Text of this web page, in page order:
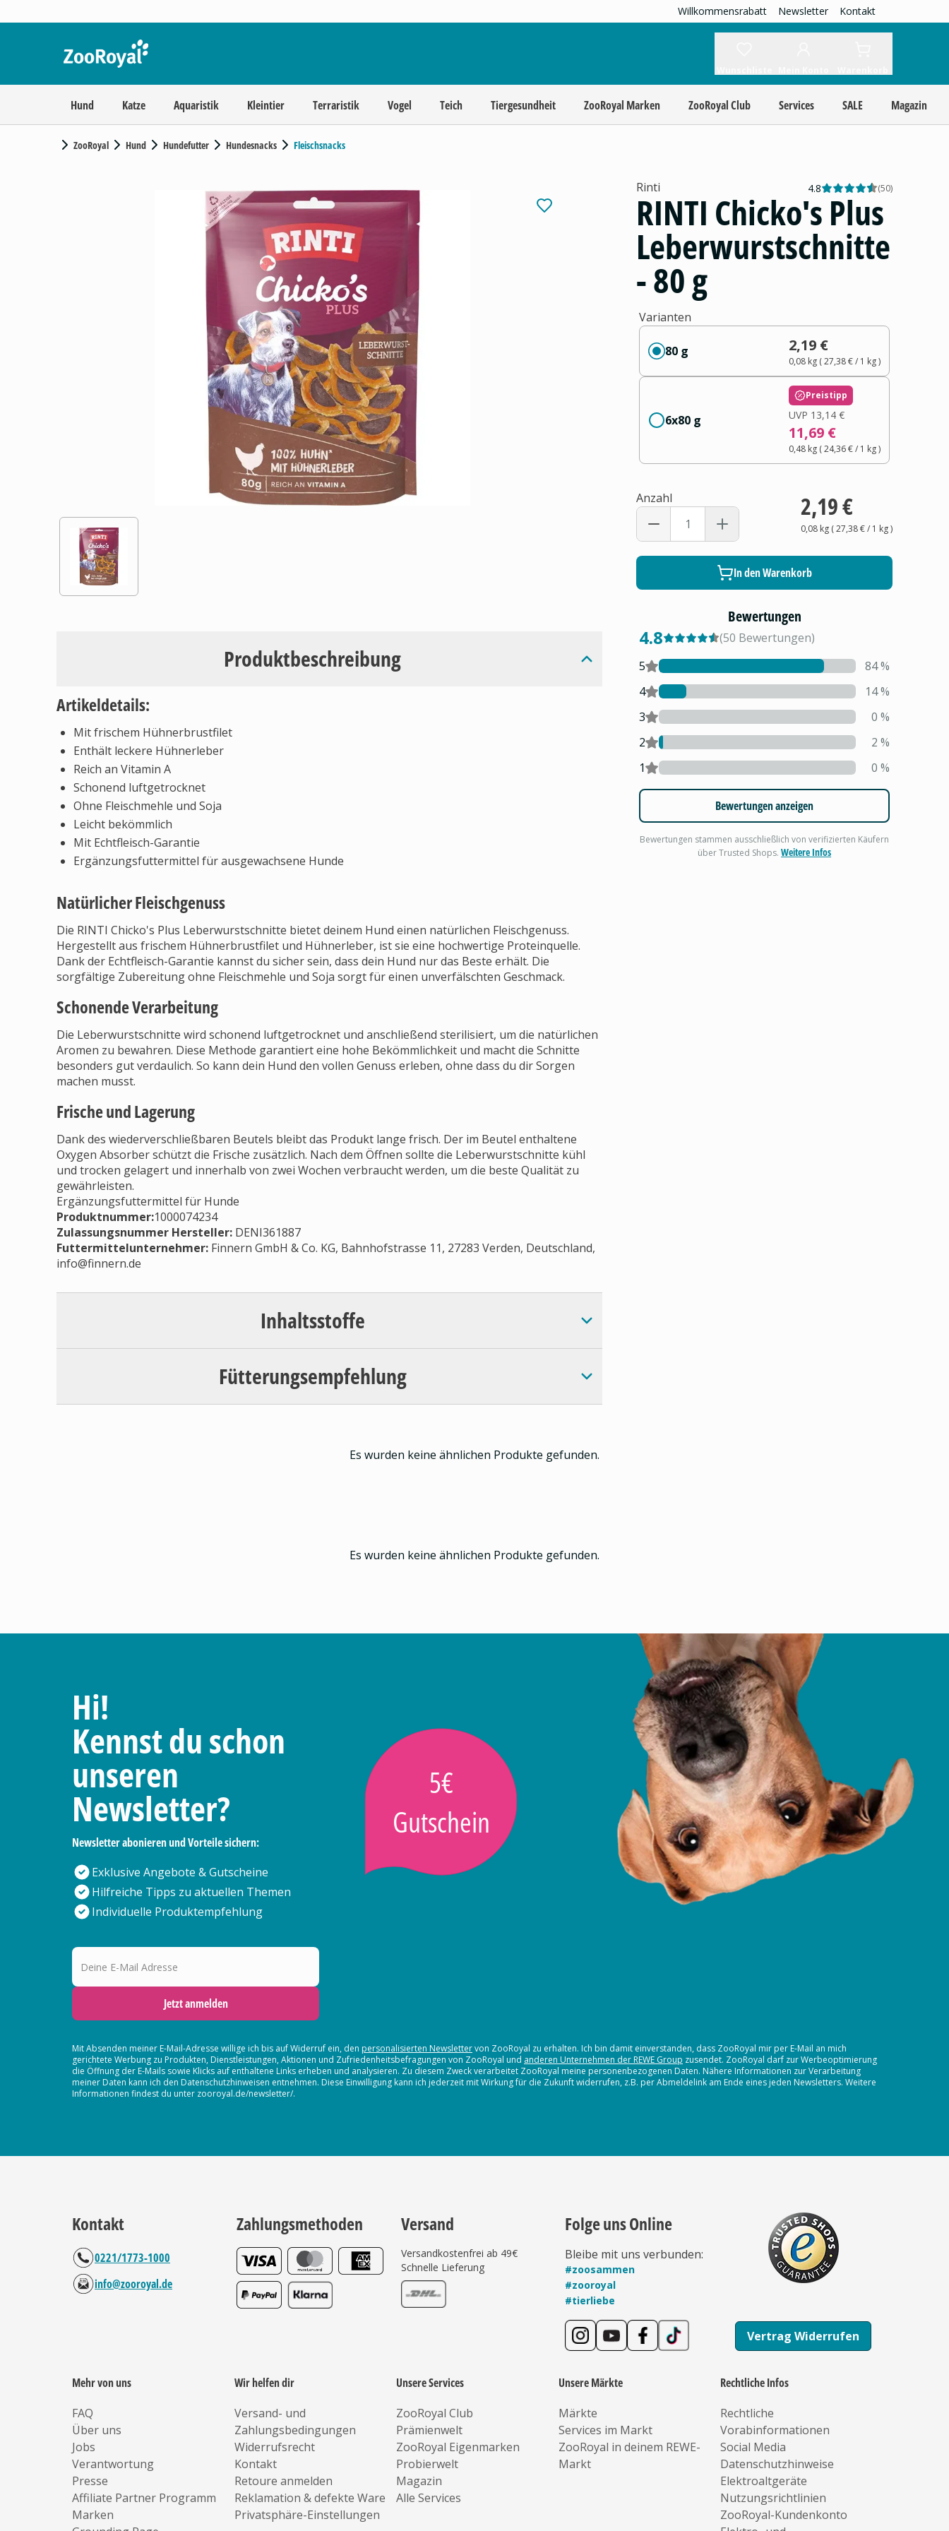
Willkommensrabatt Newsletter Kontakt
Hund Katze Aquaristik Kleintier Terraristik Vogel Teich Tiergesundheit ZooRoyal Marken ZooRoyal Club Services SALE Magazin
ZooRoyal Hund Hundefutter Hundesnacks Fleischsnacks
Produktbeschreibung
Artikeldetails:
Mit frischem Hühnerbrustfilet
Enthält leckere Hühnerleber
Reich an Vitamin A
Schonend luftgetrocknet
Ohne Fleischmehle und Soja
Leicht bekömmlich
Mit Echtfleisch-Garantie
Ergänzungsfuttermittel für ausgewachsene Hunde
Natürlicher Fleischgenuss
Die RINTI Chicko's Plus Leberwurstschnitte bietet deinem Hund einen natürlichen Fleischgenuss.
Hergestellt aus frischem Hühnerbrustfilet und Hühnerleber, ist sie eine hochwertige Proteinquelle.
Dank der Echtfleisch-Garantie kannst du sicher sein, dass dein Hund nur das Beste erhält. Die
sorgfältige Zubereitung ohne Fleischmehle und Soja sorgt für einen unverfälschten Geschmack.
Schonende Verarbeitung
Die Leberwurstschnitte wird schonend luftgetrocknet und anschließend sterilisiert, um die natürlichen
Aromen zu bewahren. Diese Methode garantiert eine hohe Bekömmlichkeit und macht die Schnitte
besonders gut verdaulich. So kann dein Hund den vollen Genuss erleben, ohne dass du dir Sorgen
machen musst.
Frische und Lagerung
Dank des wiederverschließbaren Beutels bleibt das Produkt lange frisch. Der im Beutel enthaltene
Oxygen Absorber schützt die Frische zusätzlich. Nach dem Öffnen sollte die Leberwurstschnitte kühl
und trocken gelagert und innerhalb von zwei Wochen verbraucht werden, um die beste Qualität zu
gewährleisten.
Ergänzungsfuttermittel für Hunde
Produktnummer:1000074234
Zulassungsnummer Hersteller: DENI361887
Futtermittelunternehmer: Finnern GmbH & Co. KG, Bahnhofstrasse 11, 27283 Verden, Deutschland,
info@finnern.de
Inhaltsstoffe
Fütterungsempfehlung
Rinti 4.8 (50)
RINTI Chicko's Plus
Leberwurstschnitte
- 80 g
Varianten
80 g 2,19 €
0,08 kg(27,38 €/ 1 kg)
6x80 g
Preistipp
UVP 13,14 €
11,69 €
0,48 kg(24,36 €/ 1 kg)
Anzahl 2,19 €
0,08 kg(27,38 €/ 1 kg)
In den Warenkorb
Bewertungen
4.8 (50 Bewertungen)
5
84%
4
14%
3
0 %
2
2 %
1
0 %
Bewertungen anzeigen
Bewertungen stammen ausschließlich von verifizierten Käufern
über Trusted Shops.Weitere Infos
Es wurden keine ähnlichen Produkte gefunden.
Es wurden keine ähnlichen Produkte gefunden.
Hi!
Kennst du schon
unseren
Newsletter?
Newsletter abonieren und Vorteile sichern:
Exklusive Angebote & Gutscheine
Hilfreiche Tipps zu aktuellen Themen
Individuelle Produktempfehlung
5€
Gutschein
Deine E-Mail Adresse
Jetzt anmelden
Mit Absenden meiner E-Mail-Adresse willige ich bis auf Widerruf ein, den personalisierten Newslettervon ZooRoyal zu erhalten. Ich bin damit einverstanden, dass ZooRoyal mir per E-Mail an mich
gerichtete Werbung zu Produkten, Dienstleistungen, Aktionen und Zufriedenheitsbefragungen von ZooRoyal und anderen Unternehmen der REWE Group zusendet. ZooRoyal darf zur Werbeoptimierung
die Öffnung der E-Mails sowie Klicks auf enthaltene Links erheben und analysieren. Zu diesem Zweck verarbeitet ZooRoyal meine personenbezogenen Daten. Nähere Informationen zur Verarbeitung
meiner Daten kann ich den Datenschutzhinweisen entnehmen. Diese Einwilligung kann ich jederzeit mit Wirkung für die Zukunft widerrufen, z.B. per Abmeldelink am Ende eines jeden Newsletters. Weitere
Informationen findest du unter zooroyal.de/newsletter/.
Kontakt
0221/1773-1000
info@zooroyal.de
Zahlungsmethoden Versand
Versandkostenfrei ab 49€
Schnelle Lieferung
Folge uns Online
Bleibe mit uns verbunden:
#zoosammen
#zooroyal
#tierliebe
Vertrag Widerrufen
Mehr von uns
FAQ
Über uns
Jobs
Verantwortung
Presse
Affiliate Partner Programm
Marken
Wir helfen dir
Versand- und
Zahlungsbedingungen
Widerrufsrecht
Kontakt
Retoure anmelden
Reklamation & defekte Ware
Privatsphäre-Einstellungen
Unsere Services
ZooRoyal Club
Prämienwelt
ZooRoyal Eigenmarken
Probierwelt
Magazin
Alle Services
Unsere Märkte
Märkte
Services im Markt
ZooRoyal in deinem REWE-
Markt
Rechtliche Infos
Rechtliche
Vorabinformationen
Social Media
Datenschutzhinweise
Elektroaltgeräte
Nutzungsrichtlinien
ZooRoyal-Kundenkonto